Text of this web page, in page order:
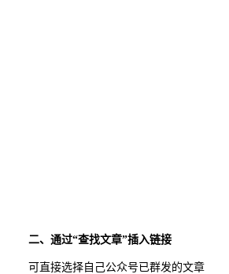
二、通过“查找文章”插入链接
可直接选择自己公众号已群发的文章